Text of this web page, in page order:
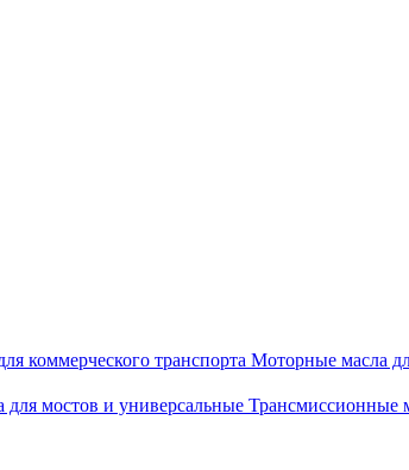
коммерческого транспорта Моторные масла
мостов и универсальные Трансмиссионные